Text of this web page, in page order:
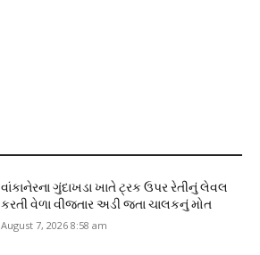
વાંકાનેરના ગુંદાખડા ખાતે ટ્રક ઉપર રેતીનું લેવલ
કરતી વેળા વીજતાર અડી જતા ચાલકનું મોત
August 7, 2026 8:58 am